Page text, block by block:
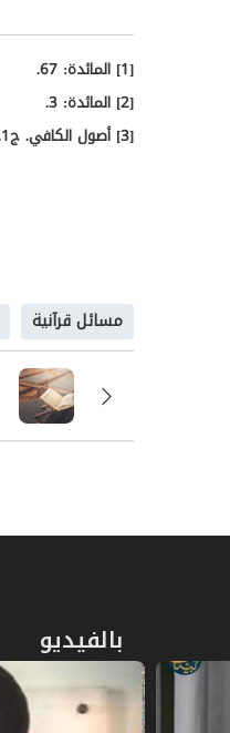
[1]
المائدة: 67.
[2]
المائدة: 3.
[3]
أصول الكافي. ج1. ص294. ح25.
مسائل قرآنية
بالفيديو